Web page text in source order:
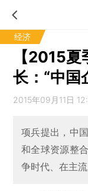
经济
【2015
长：“中国
2015年09月11日
项兵提出，中
和全球资源整
争时代、在主